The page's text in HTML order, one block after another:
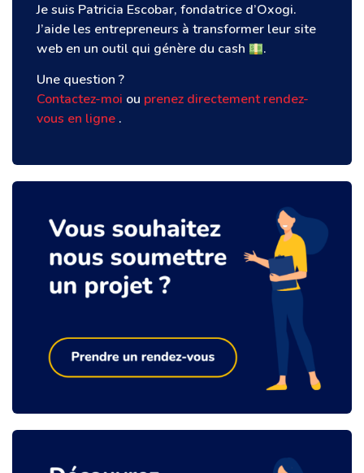
Je suis Patricia Escobar, fondatrice d’Oxogi.
J’aide les entrepreneurs à transformer leur site
web en un outil qui génère du cash
.
Une question ?
Contactez-moi ou prenez directement rendez-
vous en ligne .